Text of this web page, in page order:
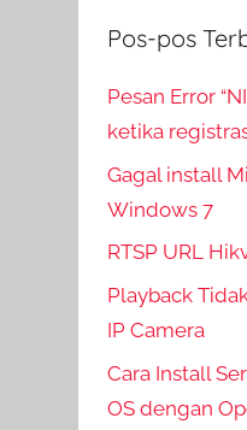
Pos-pos
Pesan Error
ketika
Gagal install
Windows 7
RTSP URL
Playback
IP Camera
Cara Install
OS dengan